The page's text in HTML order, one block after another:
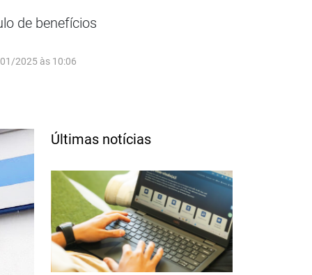
de benefícios
2025 às 10:06
Últimas notícias